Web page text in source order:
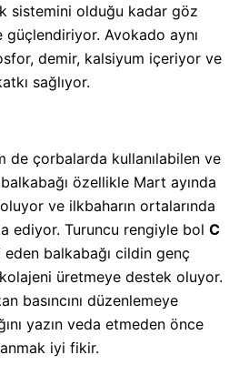
sistemini olduğu kadar göz
güçlendiriyor. Avokado aynı
demir, kalsiyum içeriyor ve
sağlıyor.
de çorbalarda kullanılabilen ve
özellikle Mart ayında
ve ilkbaharın ortalarında
ediyor. Turuncu rengiyle bol C
balkabağı cildin genç
üretmeye destek oluyor.
basıncını düzenlemeye
yazın veda etmeden önce
iyi fikir.